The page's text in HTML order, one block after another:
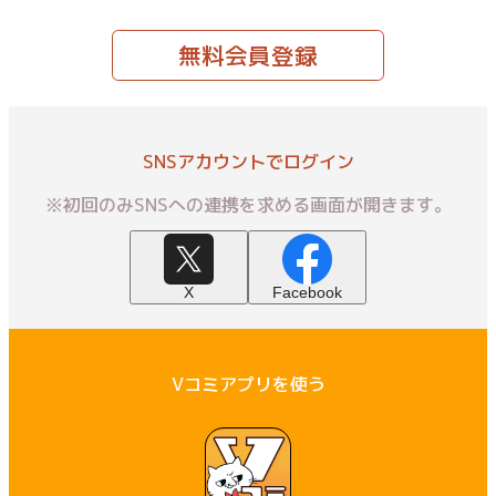
無料会員登録
SNSアカウントでログイン
※初回のみSNSへの連携を求める画面が開きます。
X Facebook
Vコミアプリを使う